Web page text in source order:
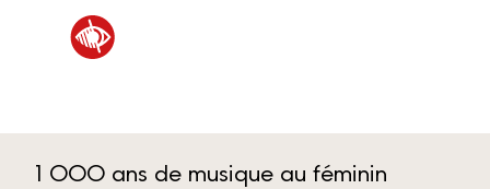
1 000 ans de musique au féminin